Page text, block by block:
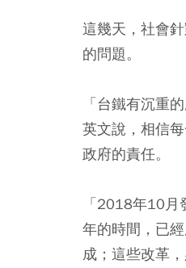
這幾天，社會
的問題。
「台鐵有沉重
英文說，相信
政府的責任。
「2018年10
年的時間，已
成；這些改革